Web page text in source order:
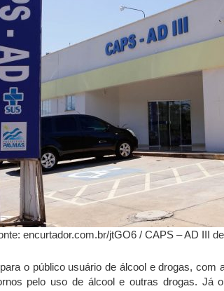
encurtador.com.br/jtGO6 / CAPS – AD III
o público usuário de álcool e drogas, com
pelo uso de álcool e outras drogas. Já o